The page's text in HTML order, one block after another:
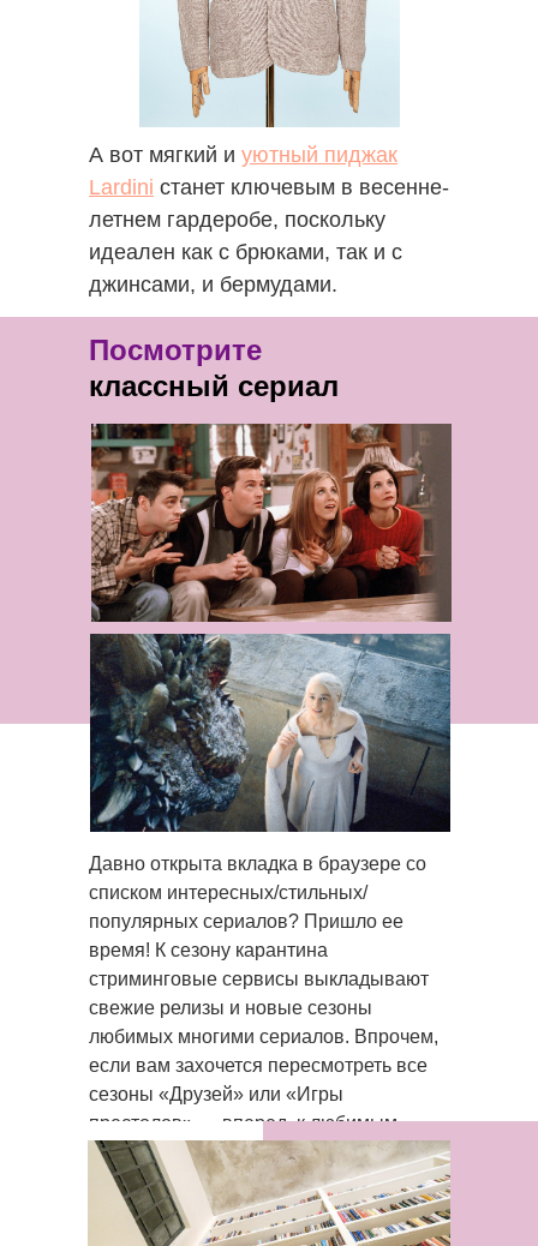
А вот мягкий и уютный пиджак
Lardini станет ключевым в весенне-
летнем гардеробе, поскольку
идеален как с брюками, так и с
джинсами, и бермудами.
Посмотрите
классный сериал
Давно открыта вкладка в браузере со
списком интересных/стильных/
популярных сериалов? Пришло ее
время! К сезону карантина
стриминговые сервисы выкладывают
свежие релизы и новые сезоны
любимых многими сериалов. Впрочем,
если вам захочется пересмотреть все
сезоны «Друзей» или «Игры
престолов» — вперед, к любимым
героям.